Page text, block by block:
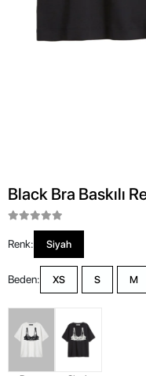
Black Bra Baskılı
Renk: Siyah
Beden: XS S M